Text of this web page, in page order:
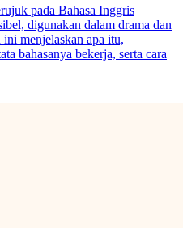
pada Bahasa Inggris
digunakan dalam drama dan
ini menjelaskan apa itu,
bahasanya bekerja, serta cara